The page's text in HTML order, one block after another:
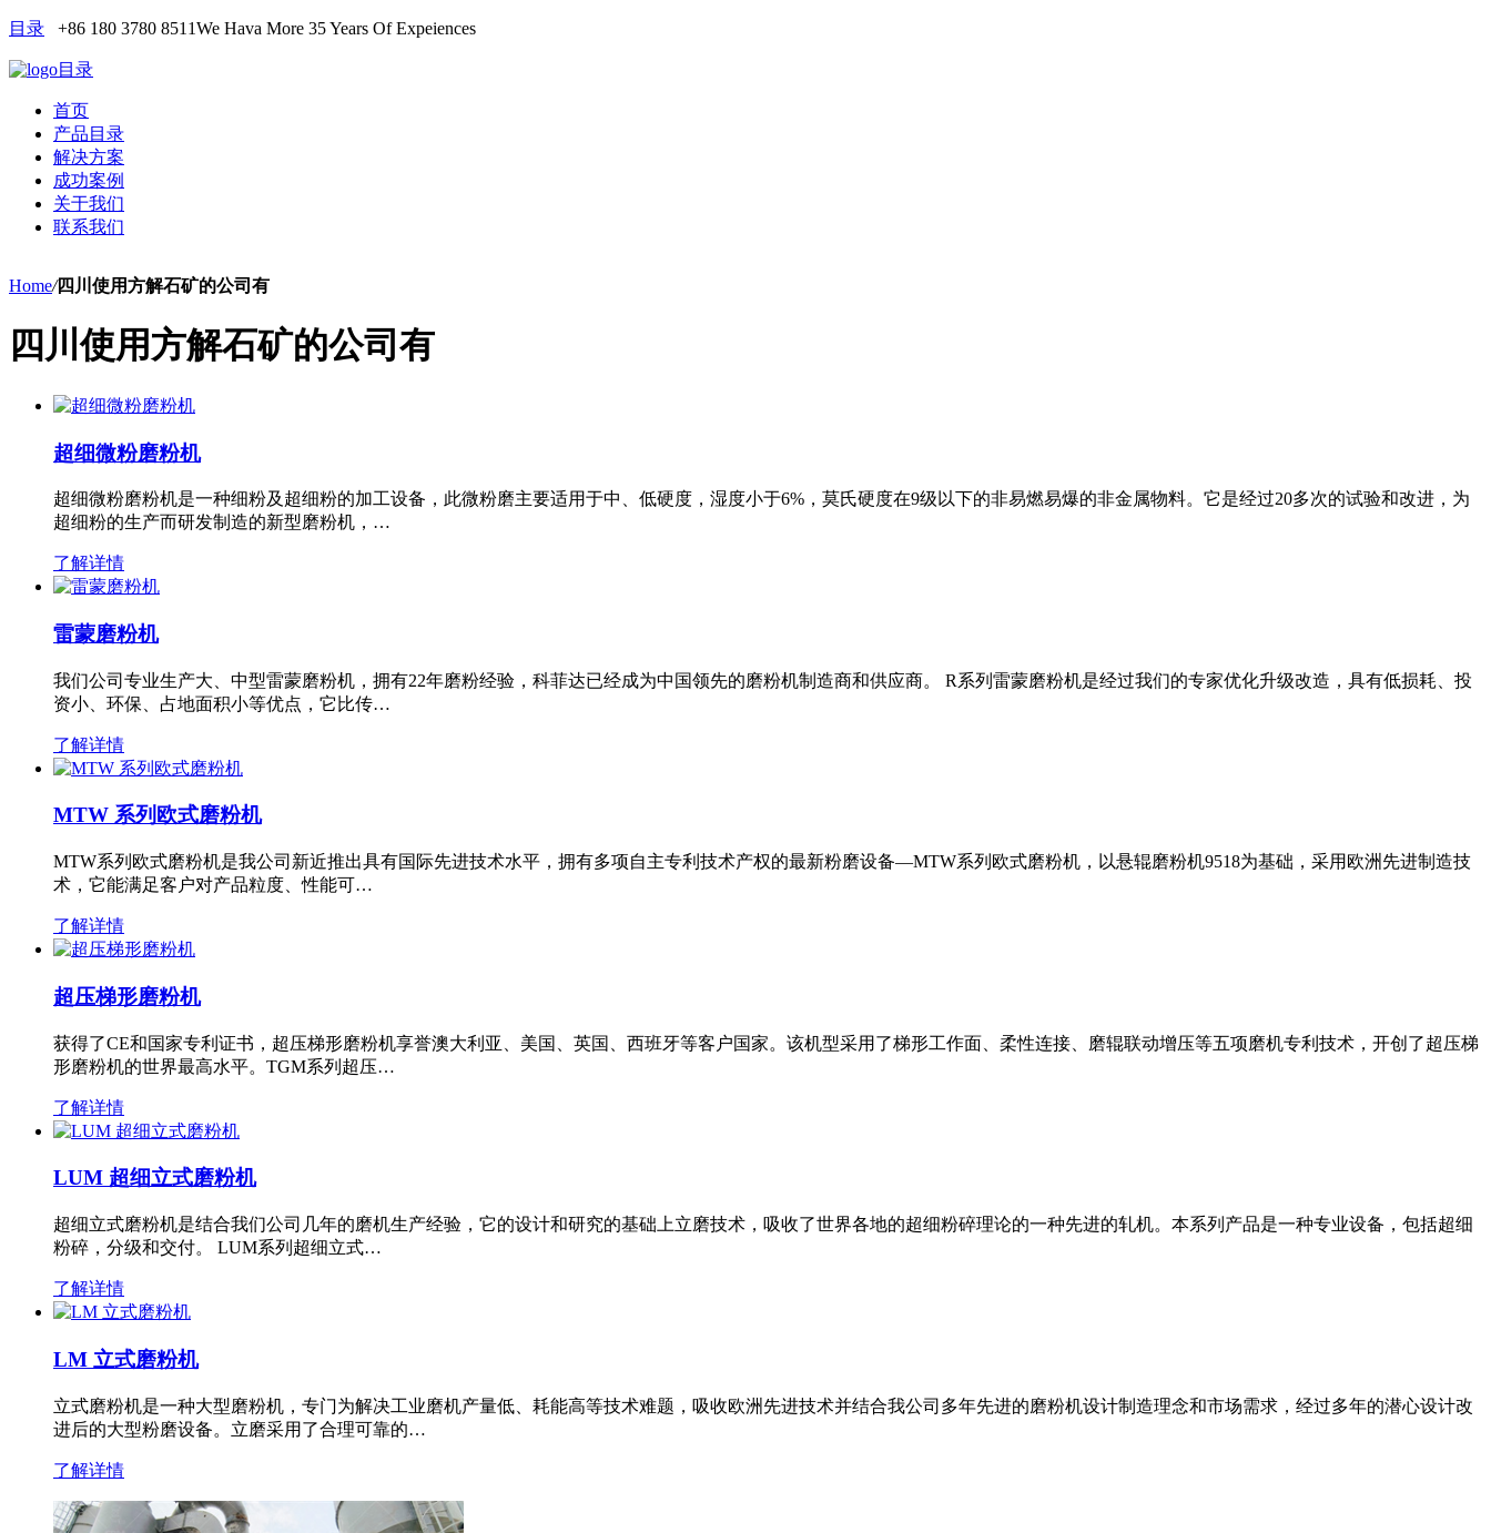
目录 +86 180 3780 8511We Hava More 35 Years Of Expeiences
目录
首页
产品目录
解决方案
成功案例
关于我们
联系我们
Home/四川使用方解石矿的公司有
四川使用方解石矿的公司有
超细微粉磨粉机
超细微粉磨粉机是一种细粉及超细粉的加工设备，此微粉磨主要适用于中、低硬度，湿度小于6%，莫氏硬度在9级以下的非易燃易爆的非金属物料。它是经过20多次的试验和改进，为
超细粉的生产而研发制造的新型磨粉机，…
了解详情
雷蒙磨粉机
我们公司专业生产大、中型雷蒙磨粉机，拥有22年磨粉经验，科菲达已经成为中国领先的磨粉机制造商和供应商。 R系列雷蒙磨粉机是经过我们的专家优化升级改造，具有低损耗、投
资小、环保、占地面积小等优点，它比传…
了解详情
MTW 系列欧式磨粉机
MTW系列欧式磨粉机是我公司新近推出具有国际先进技术水平，拥有多项自主专利技术产权的最新粉磨设备—MTW系列欧式磨粉机，以悬辊磨粉机9518为基础，采用欧洲先进制造技
术，它能满足客户对产品粒度、性能可…
了解详情
超压梯形磨粉机
获得了CE和国家专利证书，超压梯形磨粉机享誉澳大利亚、美国、英国、西班牙等客户国家。该机型采用了梯形工作面、柔性连接、磨辊联动增压等五项磨机专利技术，开创了超压梯
形磨粉机的世界最高水平。TGM系列超压…
了解详情
LUM 超细立式磨粉机
超细立式磨粉机是结合我们公司几年的磨机生产经验，它的设计和研究的基础上立磨技术，吸收了世界各地的超细粉碎理论的一种先进的轧机。本系列产品是一种专业设备，包括超细
粉碎，分级和交付。 LUM系列超细立式…
了解详情
LM 立式磨粉机
立式磨粉机是一种大型磨粉机，专门为解决工业磨机产量低、耗能高等技术难题，吸收欧洲先进技术并结合我公司多年先进的磨粉机设计制造理念和市场需求，经过多年的潜心设计改
进后的大型粉磨设备。立磨采用了合理可靠的…
了解详情